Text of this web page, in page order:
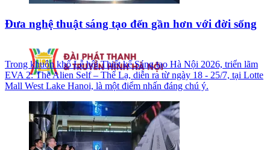
Đưa nghệ thuật sáng tạo đến gần hơn với đời sống
Trong khuôn khổ Lễ hội Thiết kế Sáng tạo Hà Nội 2026, triển lãm
EVA 2: The Alien Self – Thể Lạ, diễn ra từ ngày 18 - 25/7, tại Lotte
Mall West Lake Hanoi, là một điểm nhấn đáng chú ý.